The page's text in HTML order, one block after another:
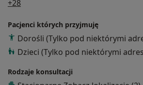
+28a11y_sr_more_diseases
Pacjenci których przyjmuję
Dorośli (Tylko pod niektórymi
Dzieci (Tylko pod niektórymi
Rodzaje konsultacji